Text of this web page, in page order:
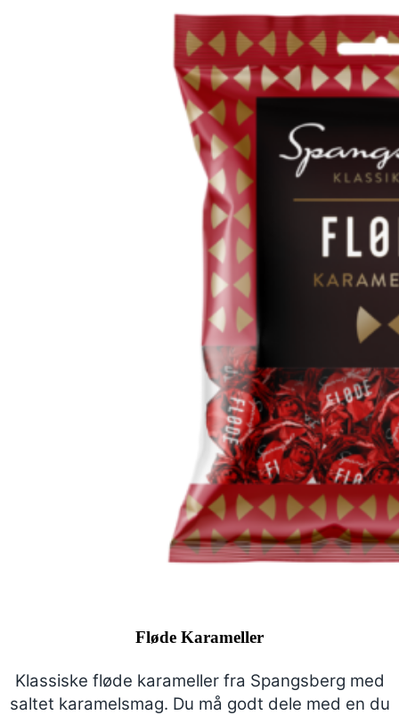
Fløde Karameller
Klassiske fløde karameller fra Spangsberg med
saltet karamelsmag. Du må godt dele med en du